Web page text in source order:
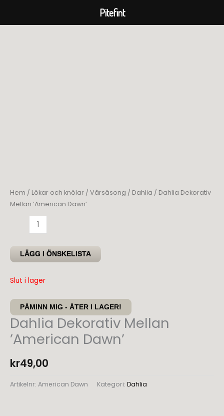
Hem / Lökar och knölar / Vårsäsong / Dahlia / Dahlia Dekorativ
Mellan ’American Dawn’
Dekorativ
Mellan
'American
mängd
LÄGG I ÖNSKELISTA
Slut i lager
PÅMINN MIG - ÅTER I LAGER!
Dahlia Dekorativ Mellan
’American Dawn’
kr49,00
Artikelnr: American Dawn Kategori: Dahlia
Pitefint